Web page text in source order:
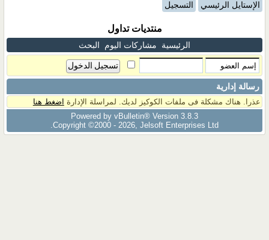
الإستايل الرئيسي التسجيل
منتديات تداول
الرئيسية مشاركات اليوم البحث
رسالة إدارية
عذرا. هناك مشكلة فى ملفات الكوكيز لديك. لمراسلة الإدارة اضغط هنا
Powered by vBulletin® Version 3.8.3
Copyright ©2000 - 2026, Jelsoft Enterprises Ltd.